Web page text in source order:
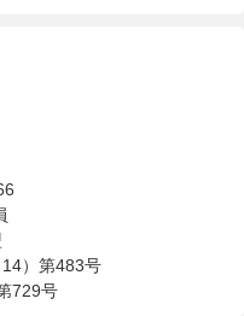
）第483号
729号